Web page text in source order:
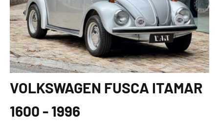
VOLKSWAGEN FUSCA ITAMAR
1600 - 1996